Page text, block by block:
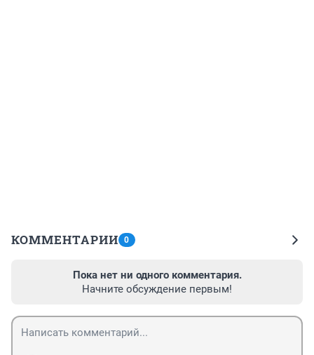
КОММЕНТАРИИ 0
Пока нет ни одного комментария.
Начните обсуждение первым!